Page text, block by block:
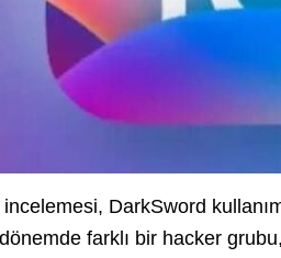
incelemesi, DarkSword
farklı bir hacker